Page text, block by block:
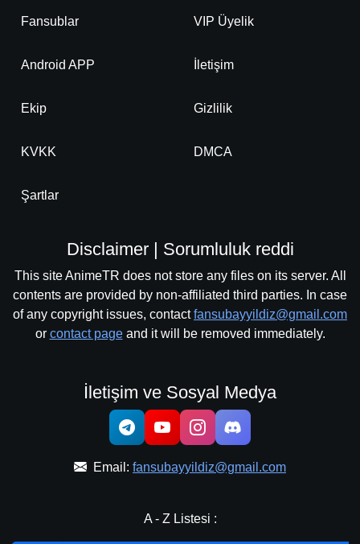
Fansublar VIP Üyelik
Android APP İletişim
Ekip Gizlilik
KVKK DMCA
Şartlar
Disclaimer | Sorumluluk reddi
This site AnimeTR does not store any files on its server. All
contents are provided by non-affiliated third parties. In case
of any copyright issues, contactfansubayyildiz@gmail.com
or contact pageand it will be removed immediately.
İletişim ve Sosyal Medya
Email: fansubayyildiz@gmail.com
A - Z Listesi :